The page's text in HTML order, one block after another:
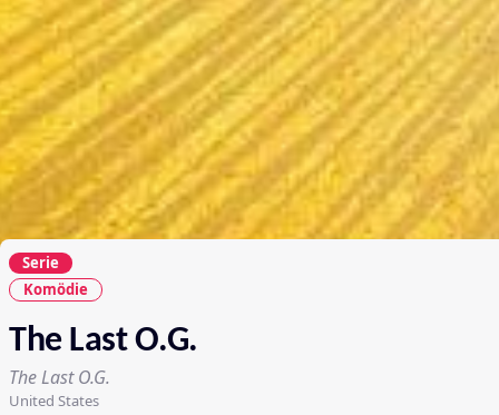
Serie
Komödie
The Last O.G.
The Last O.G.
United States